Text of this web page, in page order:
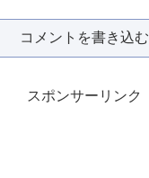
コメントを書き込む
スポンサーリンク